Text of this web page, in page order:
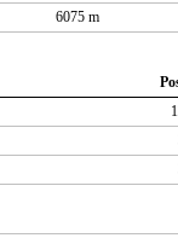
6075 m